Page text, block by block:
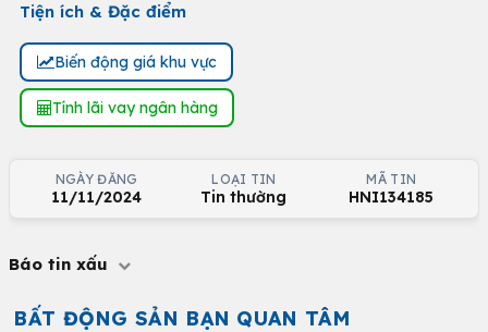
Tiện ích & Đặc điểm
Biến động giá khu vực
Tính lãi vay ngân hàng
NGÀY ĐĂNG
11/11/2024
LOẠI TIN
Tin thường
MÃ TIN
HNI134185
Báo tin xấu
BẤT ĐỘNG SẢN BẠN QUAN TÂM